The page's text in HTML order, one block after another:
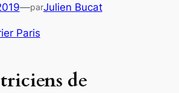
—parJulien Bucat
Paris
de